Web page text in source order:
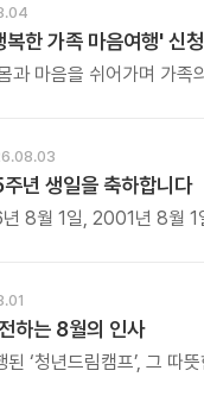
한 가족 마음여행' 신
과 마음을 쉬어가며 가족
년 생일을 축하합니다
8월 1일, 2001년 8월 1
하는 8월의 인사
‘청년드림캠프’, 그 따